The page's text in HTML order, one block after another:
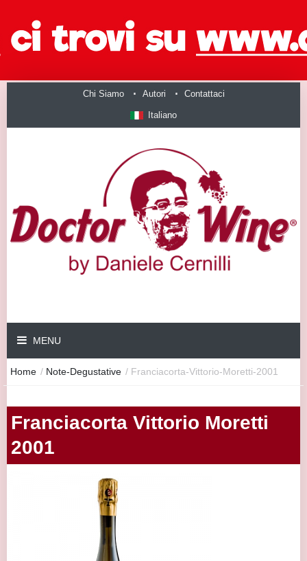
Chi Siamo Autori Contattaci
Italiano
MENU
Home / Note-Degustative / Franciacorta-Vittorio-Moretti-2001
Franciacorta Vittorio Moretti
2001